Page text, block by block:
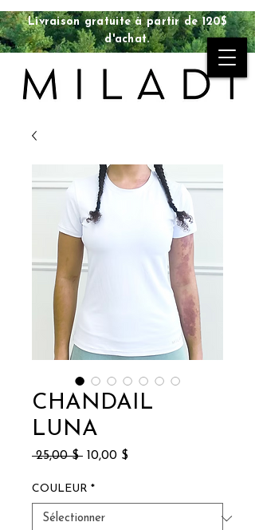
Livraison gratuite à partir de 120$
d'achat.
CHANDAIL
LUNA
25,00 $ Prix
10,00 $Prix
COULEUR *